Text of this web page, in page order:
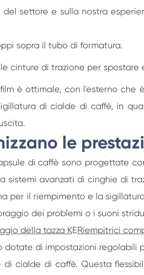
settore e sulla nostra
sopra il tubo di formatura.
cinture di trazione per spostare
è ottimale, con l'esterno
di cialde di caffè, in
le
di caffè sono progettate
sistemi avanzati di cinghie di
per il riempimento e la
dei problemi o i suoni
della tazza KERiempitrici
di impostazioni regolabili
cialde di caffè. Questa